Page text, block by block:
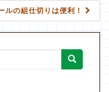
ルの組仕切りは便利！